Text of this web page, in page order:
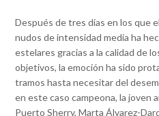
Después de tres días en los que
nudos de intensidad media ha
estelares gracias a la calidad de
objetivos, la emoción ha sido
tramos hasta necesitar del
en este caso campeona, la joven
Puerto Sherry, Marta Álvarez-